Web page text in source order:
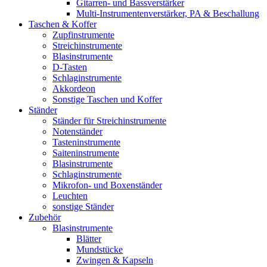
Gitarren- und Bassverstärker
Multi-Instrumentenverstärker, PA & Beschallung
Taschen & Koffer
Zupfinstrumente
Streichinstrumente
Blasinstrumente
D-Tasten
Schlaginstrumente
Akkordeon
Sonstige Taschen und Koffer
Ständer
Ständer für Streichinstrumente
Notenständer
Tasteninstrumente
Saiteninstrumente
Blasinstrumente
Schlaginstrumente
Mikrofon- und Boxenständer
Leuchten
sonstige Ständer
Zubehör
Blasinstrumente
Blätter
Mundstücke
Zwingen & Kapseln